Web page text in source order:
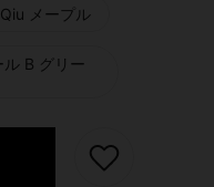
メープル
B グリー